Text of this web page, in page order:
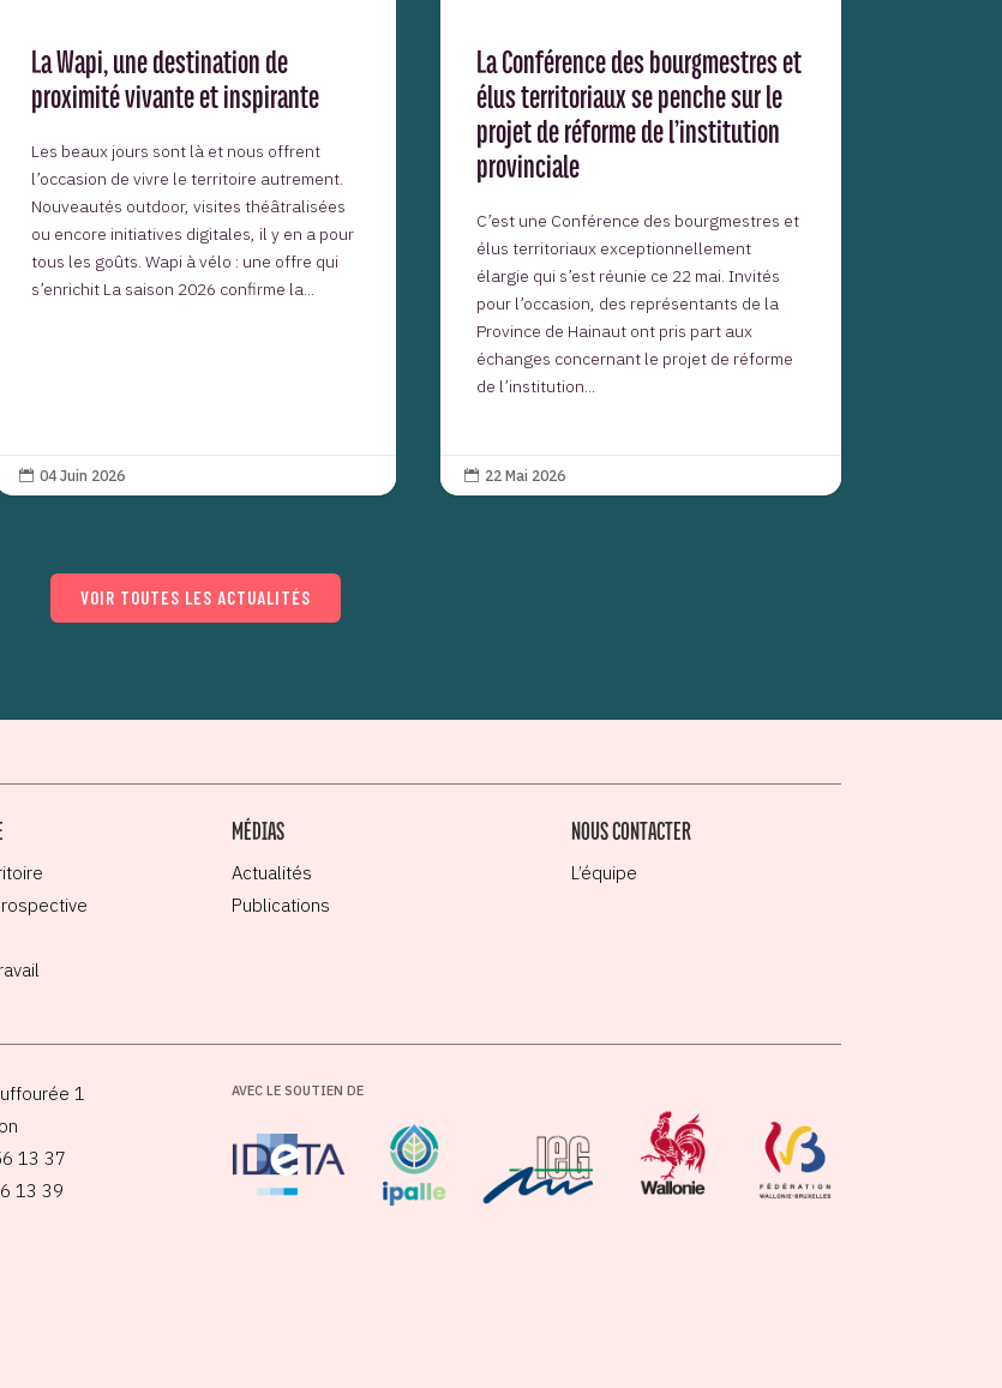
La Wapi, une destination de
proximité vivante et inspirante
Les beaux jours sont là et nous offrent
l’occasion de vivre le territoire autrement.
Nouveautés outdoor, visites théâtralisées
ou encore initiatives digitales, il y en a pour
tous les goûts. Wapi à vélo : une offre qui
s’enrichit La saison 2026 confirme la...
 04 Juin 2026
La Conférence des bourgmestres et
élus territoriaux se penche sur le
projet de réforme de l’institution
provinciale
C’est une Conférence des bourgmestres et
élus territoriaux exceptionnellement
élargie qui s’est réunie ce 22 mai. Invités
pour l’occasion, des représentants de la
Province de Hainaut ont pris part aux
échanges concernant le projet de réforme
de l’institution...
 22 Mai 2026
VOIR TOUTES LES ACTUALITÉS
MÉDIAS
Actualités
Publications
NOUS CONTACTER
L’équipe
1
13 37
13 39
AVEC LE SOUTIEN DE